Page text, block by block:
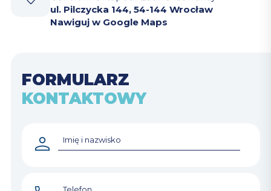
ul. Pilczycka 144, 54-144 Wrocław
Nawiguj w Google Maps
FORMULARZ
KONTAKTOWY